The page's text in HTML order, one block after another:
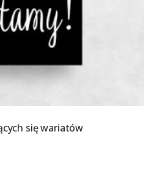
się wariatów